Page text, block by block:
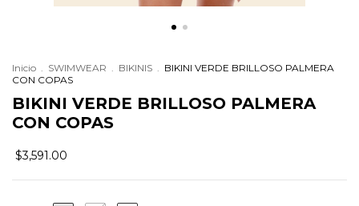
Inicio . SWIMWEAR . BIKINIS . BIKINI VERDE BRILLOSO PALMERA
CON COPAS
BIKINI VERDE BRILLOSO PALMERA
CON COPAS
$3,591.00